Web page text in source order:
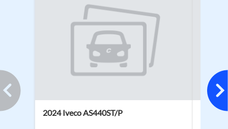
2024 Iveco AS440ST/P
2026